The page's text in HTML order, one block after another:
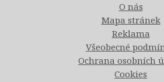
O nás
Mapa stránek
Reklama
Všeobecné
Ochrana osobních
Cookies